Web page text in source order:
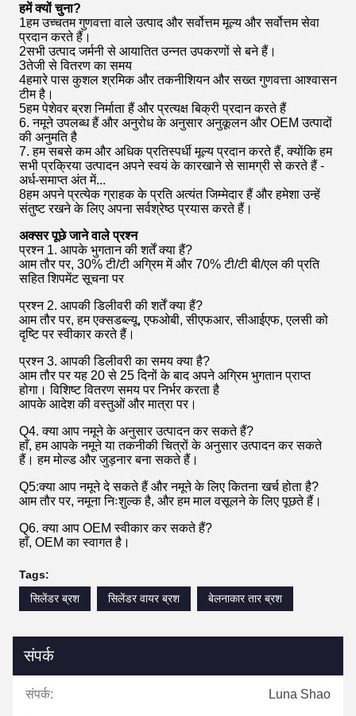
हमें क्यों चुना?
1हम उच्चतम गुणवत्ता वाले उत्पाद और सर्वोत्तम मूल्य और सर्वोत्तम सेवा
प्रदान करते हैं।
2सभी उत्पाद जर्मनी से आयातित उन्नत उपकरणों से बने हैं।
3तेजी से वितरण का समय
4हमारे पास कुशल श्रमिक और तकनीशियन और सख्त गुणवत्ता आश्वासन
टीम है।
5हम पेशेवर ब्रश निर्माता हैं और प्रत्यक्ष बिक्री प्रदान करते हैं
6. नमूने उपलब्ध हैं और अनुरोध के अनुसार अनुकूलन और OEM उत्पादों
की अनुमति है
7. हम सबसे कम और अधिक प्रतिस्पर्धी मूल्य प्रदान करते हैं, क्योंकि हम
सभी प्रक्रिया उत्पादन अपने स्वयं के कारखाने से सामग्री से करते हैं -
अर्ध-समाप्त अंत में...
8हम अपने प्रत्येक ग्राहक के प्रति अत्यंत जिम्मेदार हैं और हमेशा उन्हें
संतुष्ट रखने के लिए अपना सर्वश्रेष्ठ प्रयास करते हैं।
अक्सर पूछे जाने वाले प्रश्न
प्रश्न 1. आपके भुगतान की शर्तें क्या हैं?
आम तौर पर, 30% टी/टी अग्रिम में और 70% टी/टी बी/एल की प्रति
सहित शिपमेंट सूचना पर
प्रश्न 2. आपकी डिलीवरी की शर्तें क्या हैं?
आम तौर पर, हम एक्सडब्ल्यू, एफओबी, सीएफआर, सीआईएफ, एलसी को
दृष्टि पर स्वीकार करते हैं।
प्रश्न 3. आपकी डिलीवरी का समय क्या है?
आम तौर पर यह 20 से 25 दिनों के बाद अपने अग्रिम भुगतान प्राप्त
होगा। विशिष्ट वितरण समय पर निर्भर करता है
आपके आदेश की वस्तुओं और मात्रा पर।
Q4. क्या आप नमूने के अनुसार उत्पादन कर सकते हैं?
हाँ, हम आपके नमूने या तकनीकी चित्रों के अनुसार उत्पादन कर सकते
हैं। हम मोल्ड और जुड़नार बना सकते हैं।
Q5:क्या आप नमूने दे सकते हैं और नमूने के लिए कितना खर्च होता है?
आम तौर पर, नमूना निःशुल्क है, और हम माल वसूलने के लिए पूछते हैं।
Q6. क्या आप OEM स्वीकार कर सकते हैं?
हाँ, OEM का स्वागत है।
Tags:
सिलेंडर ब्रश
सिलेंडर वायर ब्रश बेलनाकार तार ब्रश
संपर्क
संपर्क: Luna Shao